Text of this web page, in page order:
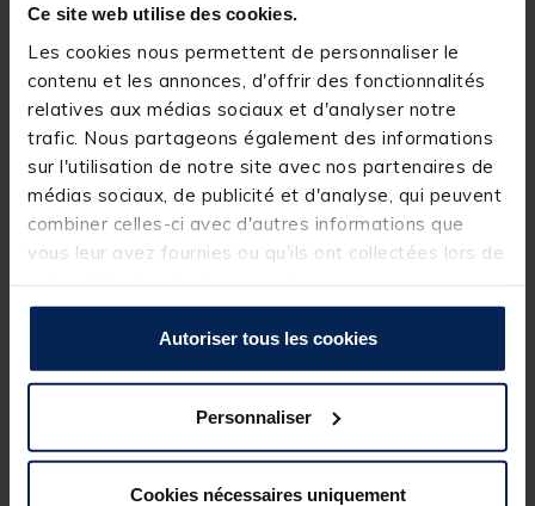
Ce site web utilise des cookies.
Les cookies nous permettent de personnaliser le
contenu et les annonces, d'offrir des fonctionnalités
relatives aux médias sociaux et d'analyser notre
trafic. Nous partageons également des informations
sur l'utilisation de notre site avec nos partenaires de
médias sociaux, de publicité et d'analyse, qui peuvent
combiner celles-ci avec d'autres informations que
vous leur avez fournies ou qu'ils ont collectées lors de
Autoriser tous les cookies
Personnaliser
Cookies nécessaires uniquement
Description Spécifications
Description & détails
Description
LaRidgeMonkey DLX Plate est idéale pour les
aventures en plein air. Fabriquée en mélamine
robuste et légère, cette assiette est conçue pour
résister aux rigueurs des activités extérieures comme
carrée permet un rangement facile, et son rebord
Disponible en taille standard de215 mm x 210 mm,
la DLX Plate est proposée en packs de
répondant à tous vos besoins, individuels ou en
groupe.